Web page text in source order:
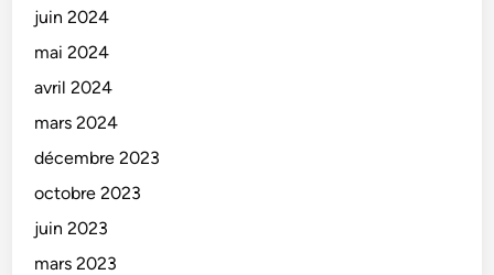
juin 2024
mai 2024
avril 2024
mars 2024
décembre 2023
octobre 2023
juin 2023
mars 2023